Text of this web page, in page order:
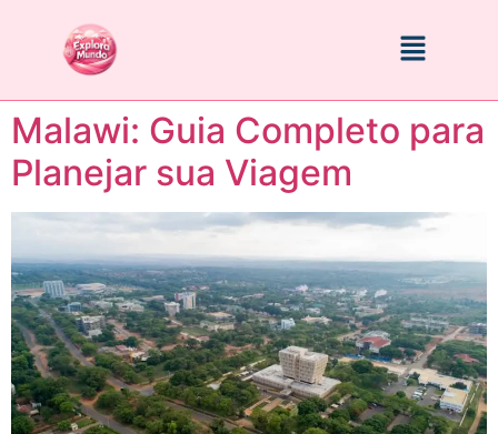
Malawi: Guia Completo para
Planejar sua Viagem